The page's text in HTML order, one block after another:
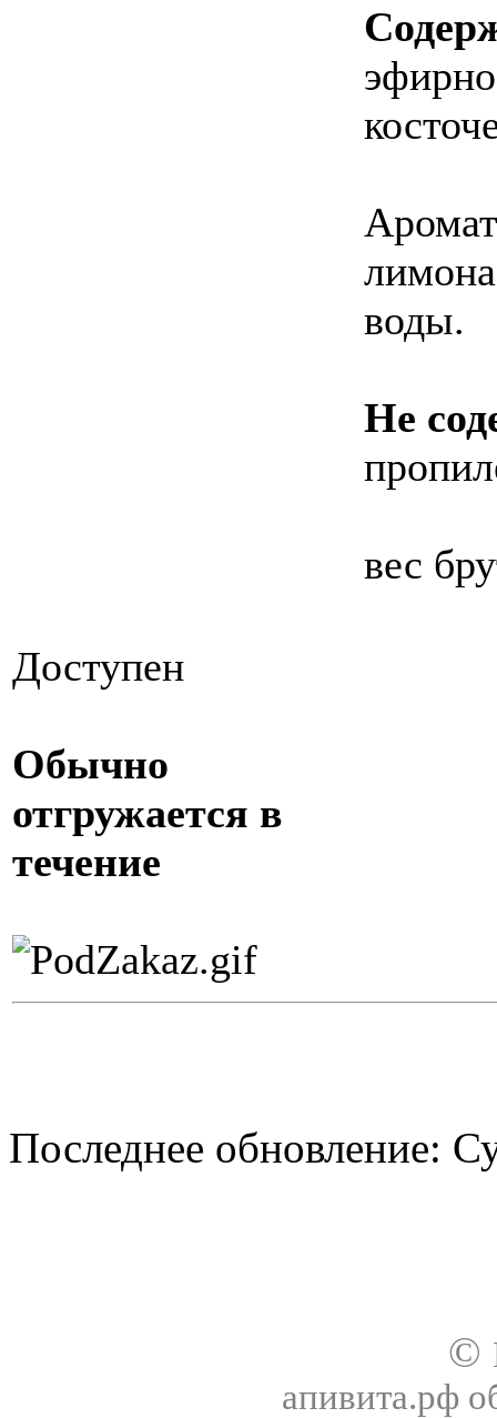
воды.
Не
вес
Доступен
Обычно
отгружается в
течение
Последнее обновление:
©
апивита.рф